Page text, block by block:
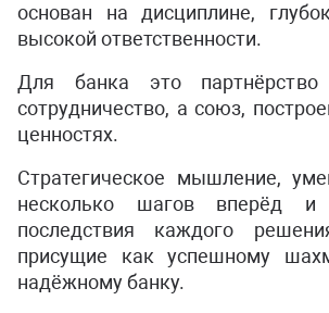
основан на дисциплине,
высокой ответственности.
Для банка это
сотрудничество, а союз,
ценностях.
Стратегическое мышление,
несколько шагов вперёд и
последствия каждого
присущие как успешному
надёжному банку.